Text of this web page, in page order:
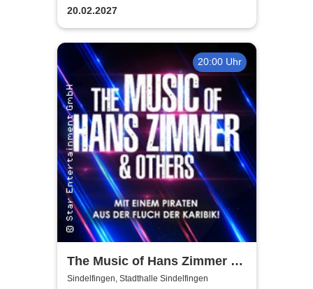
20.02.2027
20:00 Uhr
The Music of Hans Zimmer &
Others - A Celebration of Film
Sindelfingen, Stadthalle Sindelfingen